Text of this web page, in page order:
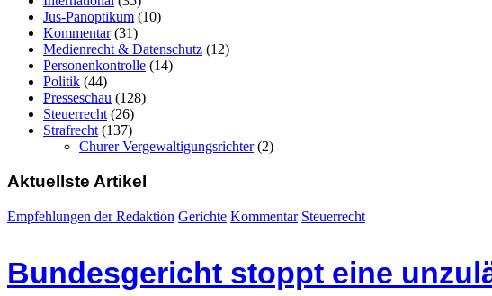
Jus-Panoptikum (10)
Kommentar(31)
Medienrecht & Datenschutz (12)
Personenkontrolle (14)
Politik (44)
Presseschau (128)
Steuerrecht (26)
Strafrecht (137)
Churer Vergewaltigungsrichter(2)
Aktuellste Artikel
Empfehlungen der Redaktion Gerichte Kommentar Steuerrecht
Bundesgericht stoppt eine